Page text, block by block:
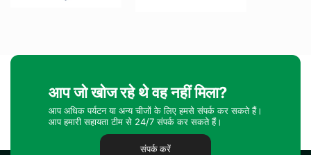
आप जो खोज रहे थे वह नहीं मिला?
आप अधिक पर्यटन या अन्य चीजों के लिए हमसे संपर्क कर सकते हैं।
आप हमारी सहायता टीम से 24/7 संपर्क कर सकते हैं।
संपर्क करें